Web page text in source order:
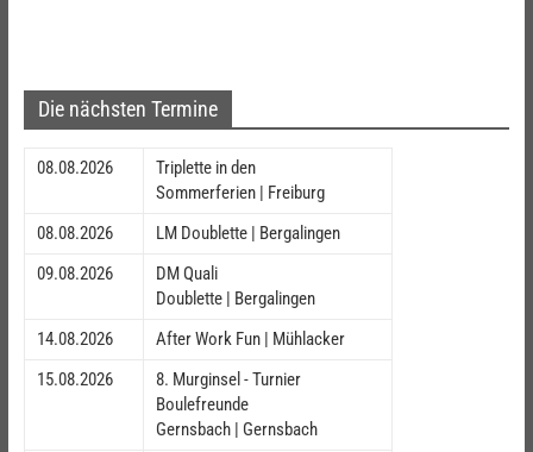
Die nächsten Termine
08.08.2026
Triplette in den
Sommerferien | Freiburg
08.08.2026
LM Doublette | Bergalingen
09.08.2026
DM Quali
Doublette | Bergalingen
14.08.2026
After Work Fun | Mühlacker
15.08.2026
8. Murginsel - Turnier
Boulefreunde
Gernsbach | Gernsbach